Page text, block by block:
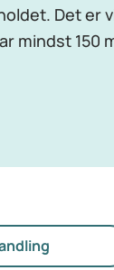
Det er
mindst 150